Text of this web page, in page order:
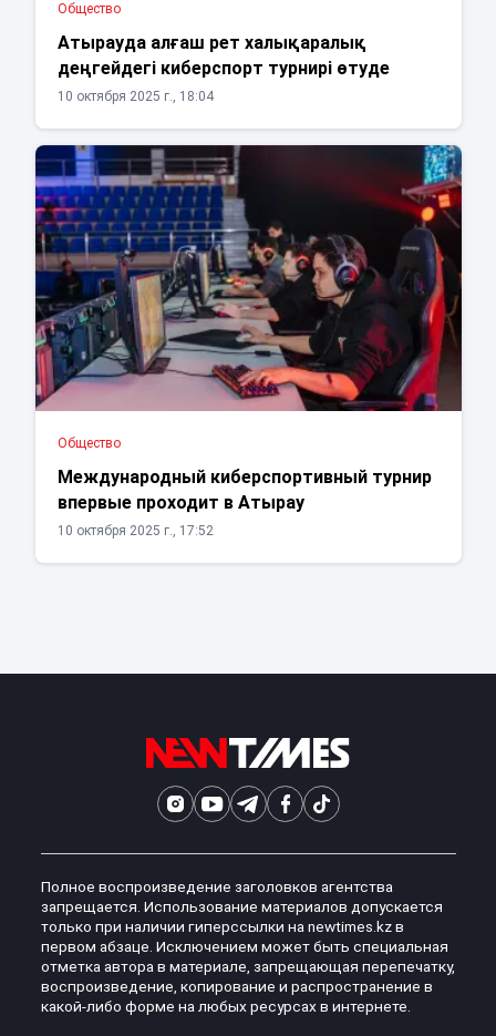
Общество
Атырауда алғаш рет халықаралық
деңгейдегі киберспорт турнирі өтуде
10 октября 2025 г., 18:04
Общество
Международный киберспортивный турнир
впервые проходит в Атырау
10 октября 2025 г., 17:52
Полное воспроизведение заголовков агентства
запрещается. Использование материалов допускается
только при наличии гиперссылки на newtimes.kz в
первом абзаце. Исключением может быть специальная
отметка автора в материале, запрещающая перепечатку,
воспроизведение, копирование и распространение в
какой-либо форме на любых ресурсах в интернете.